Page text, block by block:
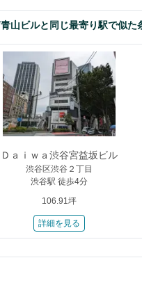
山ビルと同じ最寄り駅で似た
Ｄａｉｗａ渋谷宮益坂ビル
渋谷区渋谷２丁目
渋谷駅 徒歩4分
106.91坪
詳細を見る